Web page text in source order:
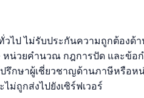
วไป ไม่รับประกันความถูกต้องด้
น่วยคำนวณ กฎการปัด และข้อ
รึกษาผู้เชี่ยวชาญด้านภาษีหรือ
ม่ถูกส่งไปยังเซิร์ฟเวอร์